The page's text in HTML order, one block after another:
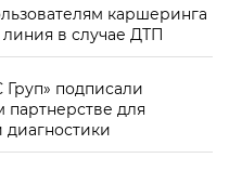
каршеринга
линия в случае ДТП
подписали
партнерстве для